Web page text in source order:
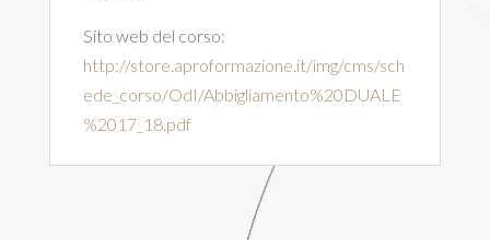
Sito web del corso:
http://store.aproformazione.it/img/cms/sch
ede_corso/OdI/Abbigliamento%20DUALE
%2017_18.pdf